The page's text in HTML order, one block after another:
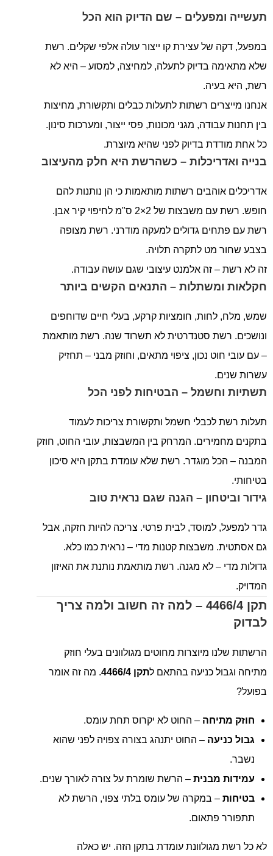
תעשייה ומפעלים – שם הדיוק הוא הכל
במפעל, דקה של עצירת קו ייצור עולה אלפי שקלים. רשת
שלא מתאימה בדיוק לתעלה, למחיצה, למסוע – היא לא
רשת, היא בעיה.
אנחנו מייצרים רשתות לתעלות כבלים ותקשורת, מחיצות
בין תחנות עבודה, מגני מכונות, פסי ייצור, ומערכות סינון.
כל אחת מודדת בדיוק לפני שהיא מיוצרת.
בנייה ואדריכלות – כשהרשת היא חלק מהעיצוב
אדריכלים אוהבים רשתות מותאמות כי הן נותנות להם
חופש. רשת עם משבצות של 2×2 ס"מ לחיפוי קיר אבן.
רשת עם פתחים גדולים למעקה מודרני. רשת מצופה
בצבע שחור מט לתקרה תלויה.
זה לא רשת – זה אלמנט עיצובי שגם עושה עבודה.
חקלאות ומשתלות – התנאים הקשים ביותר
שמש, מלח, לחות, חומציות קרקע, בעלי חיים שדוחפים
ונושכים. רשת סטנדרטית לא תשרוד שנה. רשת מותאמת
– עם עובי חוט נכון, ציפוי מתאים, וחוזק מבני – תחזיק
עשרות שנים.
תשתיות וחשמל – הבטיחות לפני הכל
תעלות רשת לכבלי חשמל ותקשורת צריכות לעמוד
בתקנים מחמירים. המרחק בין המשבצות, עובי החוט, חוזק
המבנה – הכל מוגדר. רשת שלא עומדת בתקן היא סיכון
בטיחותי.
גידור וביטחון – הגנה שגם נראית טוב
גדר למפעל, למוסד, לבית פרטי. צריכה להיות חזקה, אבל
גם אסתטית. משבצות קטנות מדי – נראית כמו כלא.
גדולות מדי – לא מגנה. רשת מותאמת נותנת את האיזון
המדויק.
תקן 4466/4 – למה זה חשוב ולמה צריך
לבדוק
הרשתות שלנו מיוצרות מחוטים מגולוונים בעלי חוזק
מתיחה וגבול כניעה בהתאם לתקן 4466/4
. מה זה אומר
בפועל?
חוזק מתיחה – החוט לא יקרוס תחת עומס.
גבול כניעה – החוט יתנהג בצורה צפויה לפני שהוא
נשבר.
עמידות מבנית – הרשת שומרת על צורה לאורך שנים.
בטיחות – במקרה של עומס בלתי צפוי, הרשת לא
תתפורר פתאום.
לא כל רשת מגולוונת עומדת בתקן הזה. יש כאלה